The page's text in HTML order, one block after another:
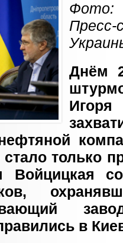
Фото:
Днём
нефтяной
стало только
Войцицкая
в